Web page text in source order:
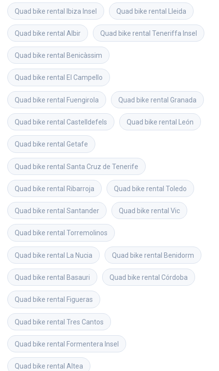
Quad bike rental Ibiza Insel Quad bike rental Lleida
Quad bike rental Albir Quad bike rental Teneriffa Insel
Quad bike rental Benicàssim
Quad bike rental El Campello
Quad bike rental Fuengirola Quad bike rental Granada
Quad bike rental Castelldefels Quad bike rental León
Quad bike rental Getafe
Quad bike rental Santa Cruz de Tenerife
Quad bike rental Ribarroja Quad bike rental Toledo
Quad bike rental Santander Quad bike rental Vic
Quad bike rental Torremolinos
Quad bike rental La Nucia Quad bike rental Benidorm
Quad bike rental Basauri Quad bike rental Córdoba
Quad bike rental Figueras
Quad bike rental Tres Cantos
Quad bike rental Formentera Insel
Quad bike rental Altea